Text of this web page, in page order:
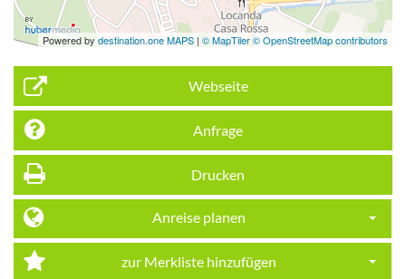
Powered bydestination.one MAPS | © MapTiler © OpenStreetMap contributors
Webseite
Anfrage
Drucken
Anreise planen
zur Merkliste hinzufügen